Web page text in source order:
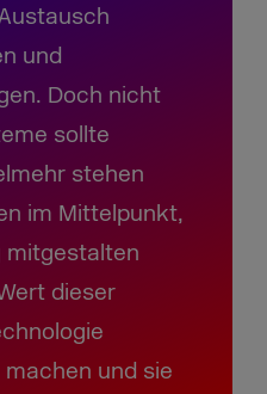
und
Doch nicht
sollte
stehen
im Mittelpunkt,
mitgestalten
dieser
und sie